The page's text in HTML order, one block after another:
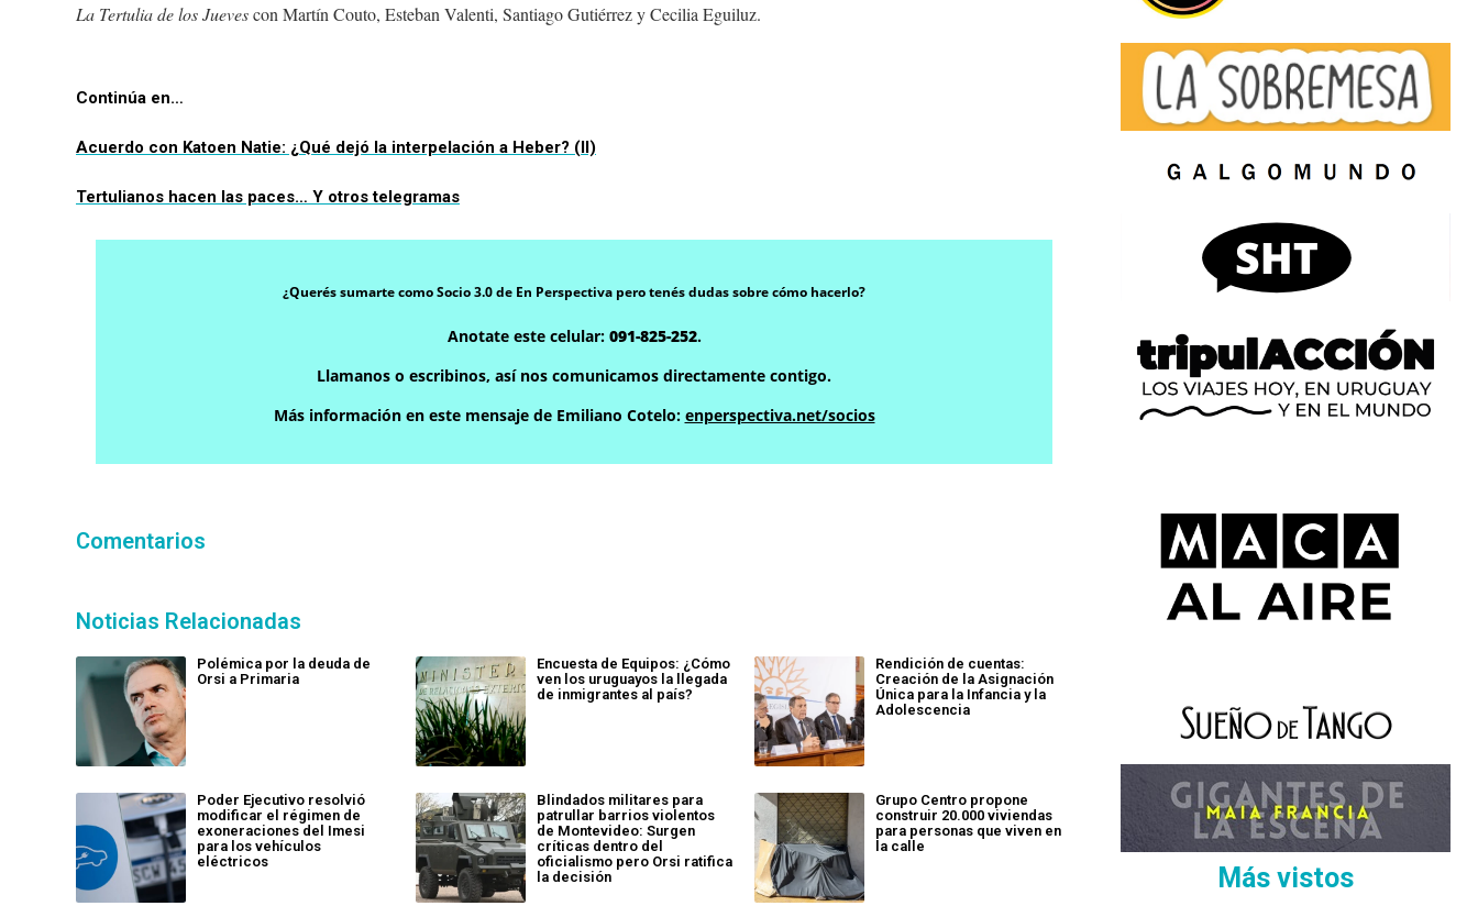
La Tertulia de los Juevescon Martín Couto, Esteban Valenti, Santiago Gutiérrez y Cecilia Eguiluz.
Continúa en…
Acuerdo con Katoen Natie: ¿Qué dejó la interpelación a Heber? (II)
Tertulianos hacen las paces… Y otros telegramas
¿Querés sumarte como Socio 3.0 de En Perspectiva pero tenés dudas sobre cómo hacerlo?
Anotate este celular: 091-825-252.
Llamanos o escribinos, así nos comunicamos directamente contigo.
Más información en este mensaje de Emiliano Cotelo: enperspectiva.net/socios
Comentarios
Noticias Relacionadas
Polémica por la deuda de
Orsi a Primaria
Encuesta de Equipos: ¿Cómo
ven los uruguayos la llegada
de inmigrantes al país?
Rendición de cuentas:
Creación de la Asignación
Única para la Infancia y la
Adolescencia
Poder Ejecutivo resolvió
modificar el régimen de
exoneraciones del Imesi
para los vehículos
eléctricos
Blindados militares para
patrullar barrios violentos
de Montevideo: Surgen
críticas dentro del
oficialismo pero Orsi ratifica
la decisión
Grupo Centro propone
construir 20.000 viviendas
para personas que viven en
la calle
Más vistos